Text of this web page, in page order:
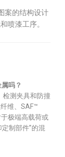
案的结构设计
喷漆工序。
吗？
检测夹具和防撞
维、SAF™
极端高载荷或
制部件”的混